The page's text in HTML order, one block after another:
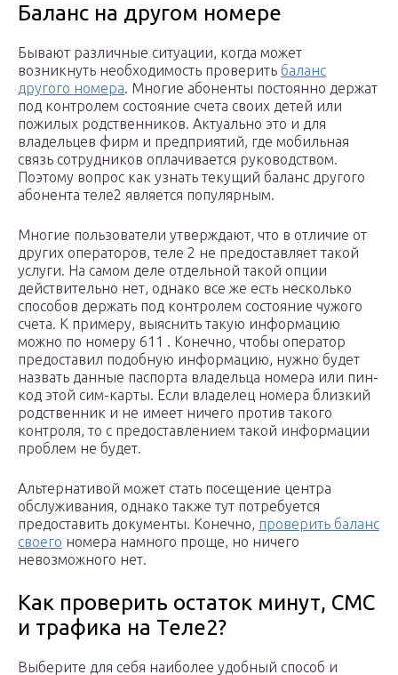
Баланс на другом номере
Бывают различные ситуации, когда может
возникнуть необходимость проверить баланс
другого номера. Многие абоненты постоянно держат
под контролем состояние счета своих детей или
пожилых родственников. Актуально это и для
владельцев фирм и предприятий, где мобильная
связь сотрудников оплачивается руководством.
Поэтому вопрос как узнать текущий баланс другого
абонента теле2 является популярным.
Многие пользователи утверждают, что в отличие от
других операторов, теле 2 не предоставляет такой
услуги. На самом деле отдельной такой опции
действительно нет, однако все же есть несколько
способов держать под контролем состояние чужого
счета. К примеру, выяснить такую информацию
можно по номеру 611 . Конечно, чтобы оператор
предоставил подобную информацию, нужно будет
назвать данные паспорта владельца номера или пин-
код этой сим-карты. Если владелец номера близкий
родственник и не имеет ничего против такого
контроля, то с предоставлением такой информации
проблем не будет.
Альтернативой может стать посещение центра
обслуживания, однако также тут потребуется
предоставить документы. Конечно, проверить баланс
своего номера намного проще, но ничего
невозможного нет.
Как проверить остаток минут, СМС
и трафика на Теле2?
Выберите для себя наиболее удобный способ и